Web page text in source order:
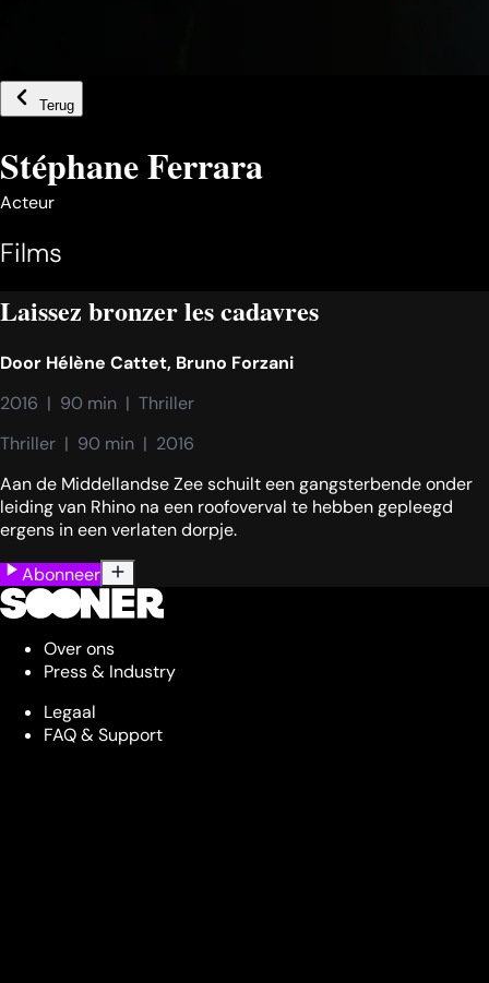
Terug
Stéphane Ferrara
Acteur
Films
Laissez bronzer les cadavres
Door Hélène Cattet, Bruno Forzani
2016  |  90 min  |  Thriller
Thriller  |  90 min  |  2016
Aan de Middellandse Zee schuilt een gangsterbende onder
leiding van Rhino na een roofoverval te hebben gepleegd
ergens in een verlaten dorpje.
Abonneer
Over ons
Press & Industry
Legaal
FAQ & Support